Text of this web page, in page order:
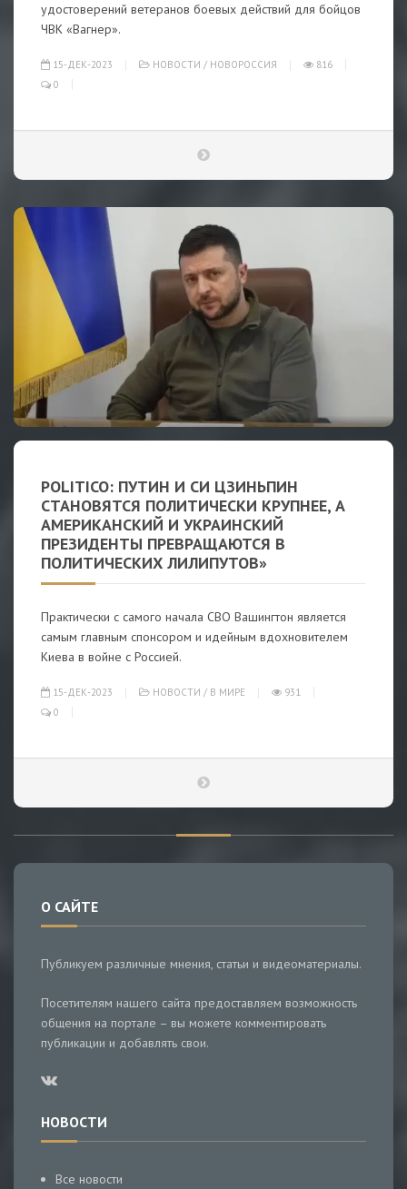
удостоверений ветеранов боевых действий для бойцов
ЧВК «Вагнер».
15-ДЕК-2023 НОВОСТИ / НОВОРОССИЯ
816
0
POLITICO: ПУТИН И СИ ЦЗИНЬПИН
СТАНОВЯТСЯ ПОЛИТИЧЕСКИ КРУПНЕЕ, А
АМЕРИКАНСКИЙ И УКРАИНСКИЙ
ПРЕЗИДЕНТЫ ПРЕВРАЩАЮТСЯ В
ПОЛИТИЧЕСКИХ ЛИЛИПУТОВ»
Практически с самого начала СВО Вашингтон является
самым главным спонсором и идейным вдохновителем
Киева в войне с Россией.
15-ДЕК-2023 НОВОСТИ / В МИРЕ
931
0
О САЙТЕ
Публикуем различные мнения, статьи и видеоматериалы.
Посетителям нашего сайта предоставляем возможность
общения на портале – вы можете комментировать
публикации и добавлять свои.
НОВОСТИ
Все новости